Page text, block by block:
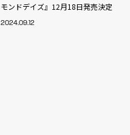
モンドデイズ』12月18日発売決定
2024.09.12